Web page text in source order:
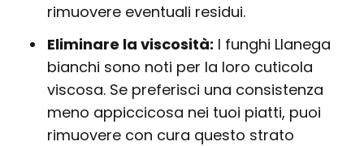
rimuovere eventuali residui.
Eliminare la viscosità: I funghi Llanega
bianchi sono noti per la loro cuticola
viscosa. Se preferisci una consistenza
meno appiccicosa nei tuoi piatti, puoi
rimuovere con cura questo strato